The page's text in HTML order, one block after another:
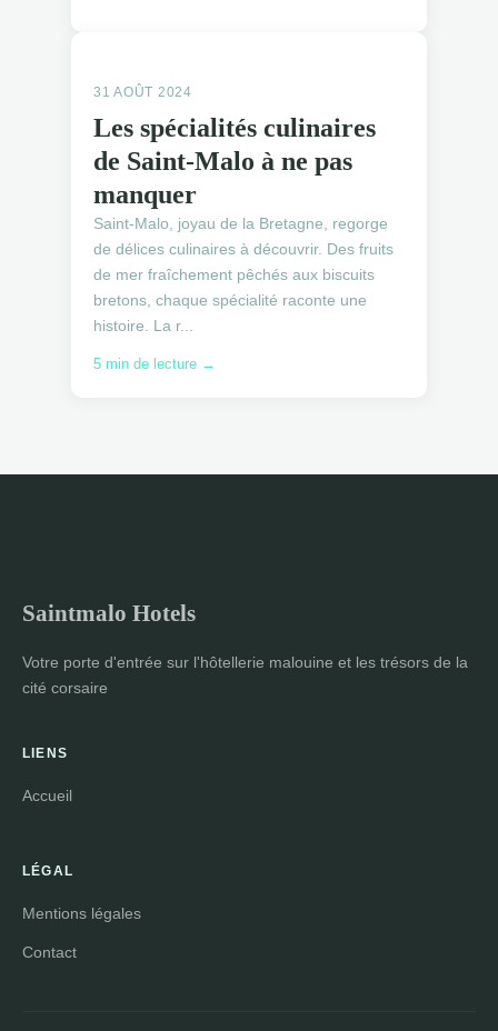
31 AOÛT 2024
Les spécialités culinaires
de Saint-Malo à ne pas
manquer
Saint-Malo, joyau de la Bretagne, regorge
de délices culinaires à découvrir. Des fruits
de mer fraîchement pêchés aux biscuits
bretons, chaque spécialité raconte une
histoire. La r...
5 min de lecture →
Saintmalo Hotels
Votre porte d'entrée sur l'hôtellerie malouine et les trésors de la
cité corsaire
LIENS
Accueil
LÉGAL
Mentions légales
Contact